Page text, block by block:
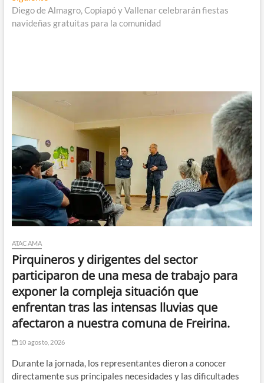
siguiente:
Diego de Almagro, Copiapó y Vallenar celebrarán fiestas
navideñas gratuitas para la comunidad
ATACAMA
Pirquineros y dirigentes del sector
participaron de una mesa de trabajo para
exponer la compleja situación que
enfrentan tras las intensas lluvias que
afectaron a nuestra comuna de Freirina.
10 agosto, 2026
Durante la jornada, los representantes dieron a conocer
directamente sus principales necesidades y las dificultades